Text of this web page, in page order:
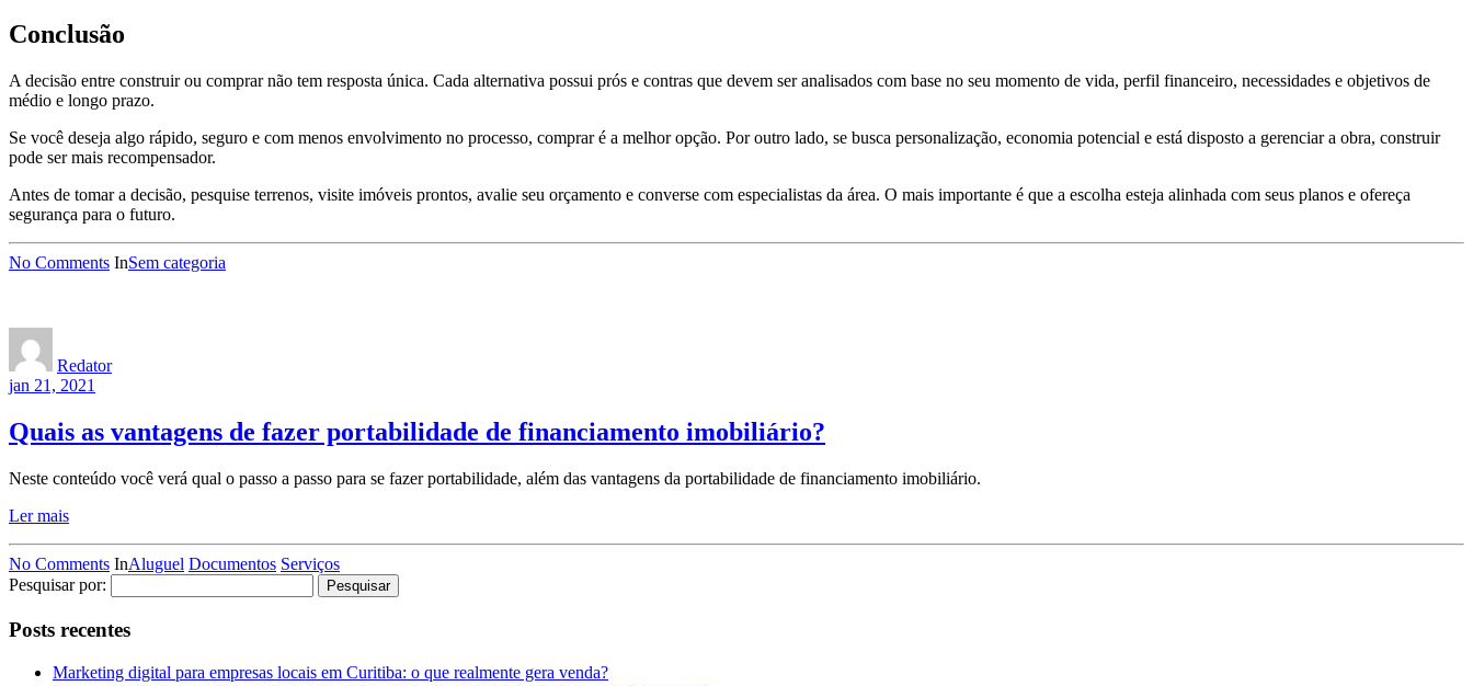
Conclusão
A decisão entre construir ou comprar não tem resposta única. Cada alternativa possui prós e contras que devem ser analisados com base no seu momento de vida, perfil financeiro, necessidades e objetivos de
médio e longo prazo.
Se você deseja algo rápido, seguro e com menos envolvimento no processo, comprar é a melhor opção. Por outro lado, se busca personalização, economia potencial e está disposto a gerenciar a obra, construir
pode ser mais recompensador.
Antes de tomar a decisão, pesquise terrenos, visite imóveis prontos, avalie seu orçamento e converse com especialistas da área. O mais importante é que a escolha esteja alinhada com seus planos e ofereça
segurança para o futuro.
No Comments InSem categoria
Redator
jan 21, 2021
Quais as vantagens de fazer portabilidade de financiamento imobiliário?
Neste conteúdo você verá qual o passo a passo para se fazer portabilidade, além das vantagens da portabilidade de financiamento imobiliário.
Ler mais
No Comments InAluguel Documentos Serviços
Pesquisar por:
Posts recentes
Marketing digital para empresas locais em Curitiba: o que realmente gera venda?